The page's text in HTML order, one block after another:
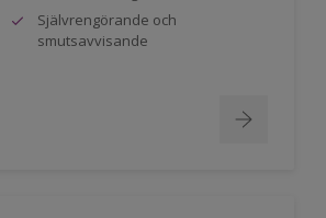
Självrengörande och
smutsavvisande